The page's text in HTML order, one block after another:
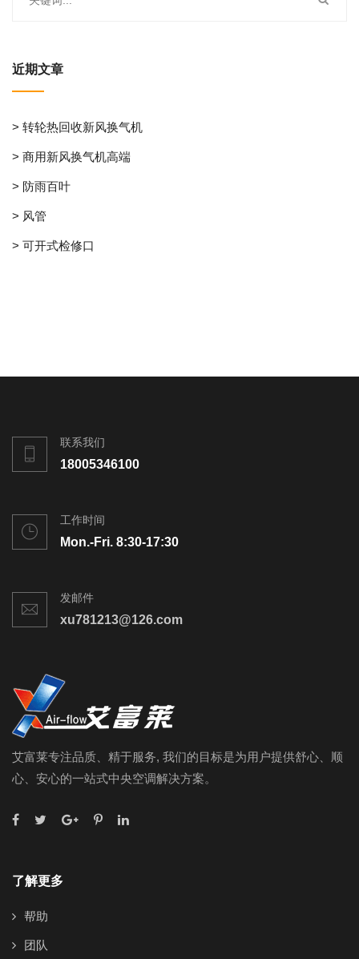
近期文章
> 转轮热回收新风换气机
> 商用新风换气机高端
> 防雨百叶
> 风管
> 可开式检修口
联系我们
18005346100
工作时间
Mon.-Fri. 8:30-17:30
发邮件
xu781213@126.com
艾富莱专注品质、精于服务, 我们的目标是为用户提供舒心、顺
心、安心的一站式中央空调解决方案。
了解更多
帮助
团队